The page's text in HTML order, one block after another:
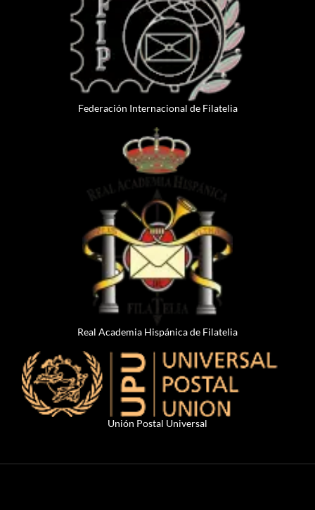
Federación Internacional de Filatelia
Real Academia Hispánica de Filatelia
Unión Postal Universal